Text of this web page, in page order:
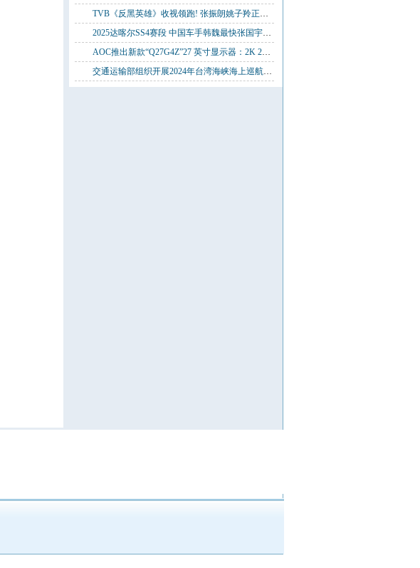
TVB《反黑英雄》收视领跑! 张振朗姚子羚正反对立,上演不同抉择
2025达喀尔SS4赛段 中国车手韩魏最快张国宇遭遇挫折
AOC推出新款“Q27G4Z”27 英寸显示器：2K 260Hz，1299 元
交通运输部组织开展2024年台湾海峡海上巡航执法行动